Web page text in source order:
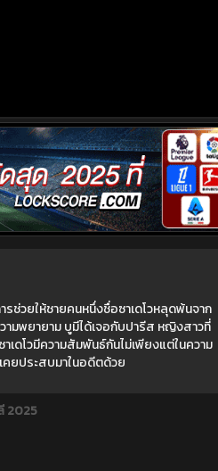
ช่วยให้ชายคนหนึ่งชื่อซาเดโวหลุดพ้นจาก
ามพยายาม บูมีได้เจอกับปารีส หญิงสาวที่
เดโวมีความสัมพันธ์กันไม่เพียงแต่ในความ
ยประสบมาในอดีตด้วย
2025